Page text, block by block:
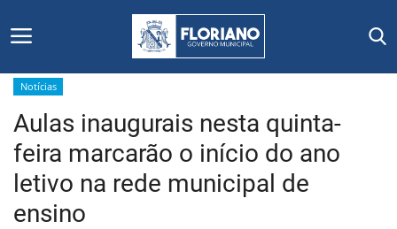
Início
Editais
Floriano
Notícias
Aulas inaugurais nesta quinta-
feira marcarão o início do ano
letivo na rede municipal de
ensino